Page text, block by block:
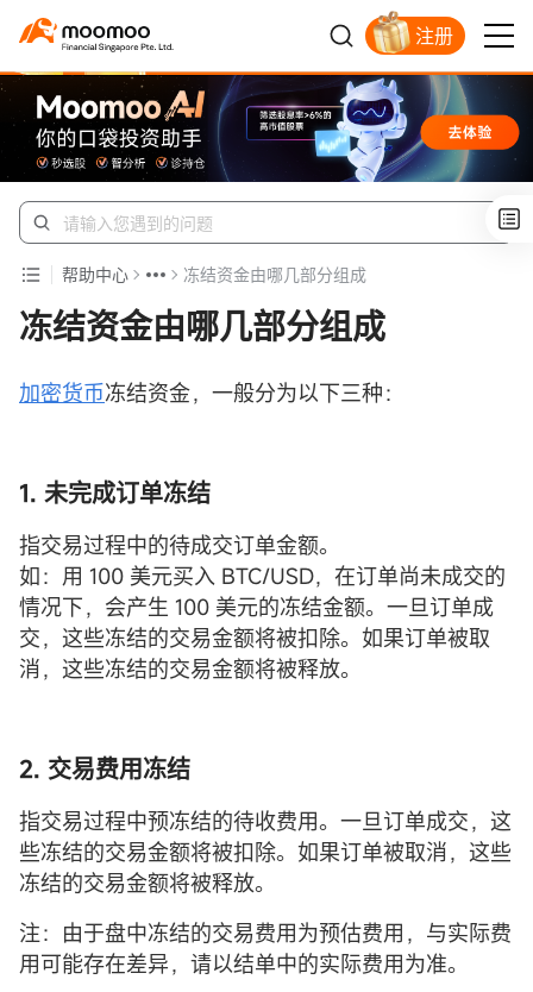
注册
帮助中心 冻结资金由哪几部分组成
冻结资金由哪几部分组成
加密货币冻结资金，一般分为以下三种：
1. 未完成订单冻结
指交易过程中的待成交订单金额。
如：用 100 美元买入 BTC/USD，在订单尚未成交的
情况下，会产生 100 美元的冻结金额。一旦订单成
交，这些冻结的交易金额将被扣除。如果订单被取
消，这些冻结的交易金额将被释放。
2. 交易费用冻结
指交易过程中预冻结的待收费用。一旦订单成交，这
些冻结的交易金额将被扣除。如果订单被取消，这些
冻结的交易金额将被释放。
注：由于盘中冻结的交易费用为预估费用，与实际费
用可能存在差异，请以结单中的实际费用为准。